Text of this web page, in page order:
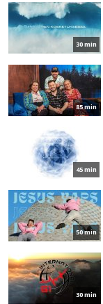
30 min
85 min
45 min
50 min
30 min